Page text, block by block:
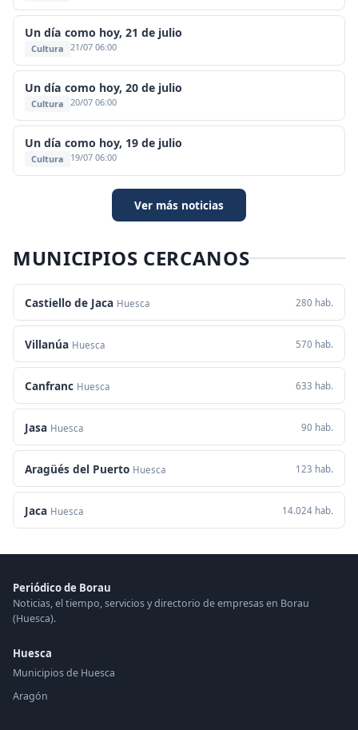
Un día como hoy, 21 de julio
Cultura 21/07 06:00
Un día como hoy, 20 de julio
Cultura 20/07 06:00
Un día como hoy, 19 de julio
Cultura 19/07 06:00
Ver más noticias
MUNICIPIOS CERCANOS
Castiello de Jaca Huesca 280 hab.
Villanúa Huesca 570 hab.
Canfranc Huesca 633 hab.
Jasa Huesca 90 hab.
Aragüés del Puerto Huesca 123 hab.
Jaca Huesca 14.024 hab.
Periódico de Borau
Noticias, el tiempo, servicios y directorio de empresas en Borau
(Huesca).
Huesca
Municipios de Huesca
Aragón